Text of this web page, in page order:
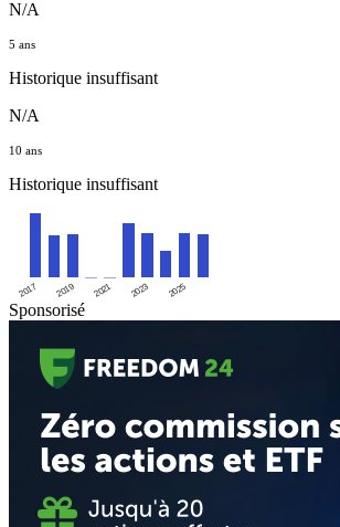
N/A
5 ans
Historique insuffisant
N/A
10 ans
Historique insuffisant
2017 2019 2021 2023 2025
Sponsorisé